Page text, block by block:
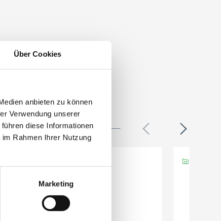
Über Cookies
anbieten zu können
Verwendung unserer
diese Informationen
Rahmen Ihrer Nutzung
Marketing